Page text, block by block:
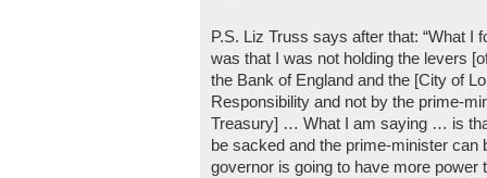
P.S. Liz Truss says after that: “What
was that I was not holding the levers
the Bank of England and the [City of
Responsibility and not by the prime-
Treasury] … What I am saying … is
be sacked and the prime-minister
governor is going to have more power